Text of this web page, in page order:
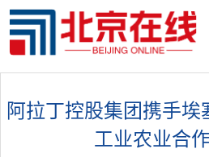
阿拉丁控股集团携手
工业农业合